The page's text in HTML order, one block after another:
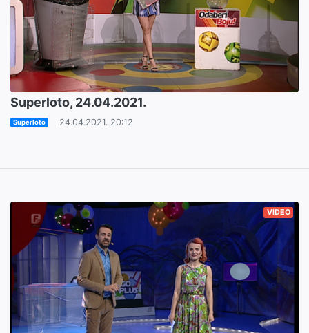
Superloto, 24.04.2021.
Superloto 24.04.2021. 20:12
VIDEO